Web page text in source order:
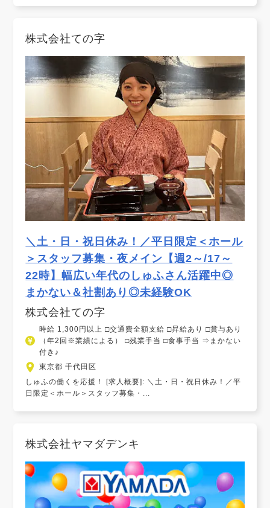
株式会社ての字
＼土・日・祝日休み！／平日限定＜ホール
＞スタッフ募集・夜メイン【週2～/17～
22時】幅広い年代のしゅふさん活躍中◎
まかない＆社割あり◎未経験OK
株式会社ての字
時給 1,300円以上 □交通費全額支給 □昇給あり □賞与あり
（年2回※業績による） □残業手当 □食事手当 ⇒まかない
付き♪
東京都 千代田区
しゅふの働くを応援！ [求人概要]: ＼土・日・祝日休み！／平
日限定＜ホール＞スタッフ募集・...
株式会社ヤマダデンキ